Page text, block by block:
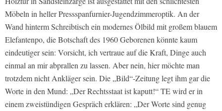
Möbeln in heller Pressspanfurnier-Jugendzimmeroptik. An der
Wand hinterm Schreibtisch ein modernes Ölbild mit großem blauem
Elefantenpo, die Botschaft des 1960 Geborenen könnte kaum
eindeutiger sein: Vorsicht, ich vertraue auf die Kraft, Dinge auch
einmal an mir abprallen zu lassen. Aber nein, hier möchte man
trotzdem nicht Ankläger sein. Die „Bild“-Zeitung legt ihm gar die
Worte in den Mund: „Der Rechtsstaat ist kaputt!“ TE wird er in
einem zweistündigen Gespräch erklären: „Der Worte sind genug